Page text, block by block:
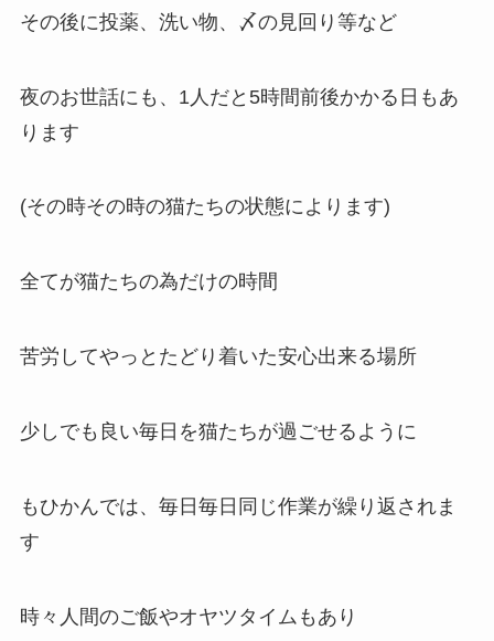
その後に投薬、洗い物、〆の見回り等など
夜のお世話にも、1人だと5時間前後かかる日もあ
ります
(その時その時の猫たちの状態によります)
全てが猫たちの為だけの時間
苦労してやっとたどり着いた安心出来る場所
少しでも良い毎日を猫たちが過ごせるように
もひかんでは、毎日毎日同じ作業が繰り返されま
す
時々人間のご飯やオヤツタイムもあり